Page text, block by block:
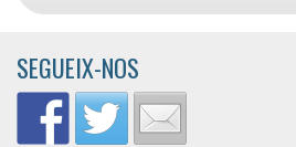
SEGUEIX-NOS